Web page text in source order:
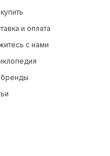
и оплата
с нами